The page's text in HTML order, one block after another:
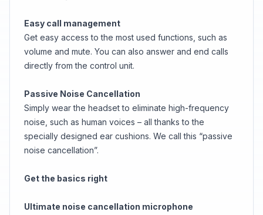
Easy call management
Get easy access to the most used functions, such as
volume and mute. You can also answer and end calls
directly from the control unit.
Passive Noise Cancellation
Simply wear the headset to eliminate high-frequency
noise, such as human voices – all thanks to the
specially designed ear cushions. We call this “passive
noise cancellation”.
Get the basics right
Ultimate noise cancellation microphone